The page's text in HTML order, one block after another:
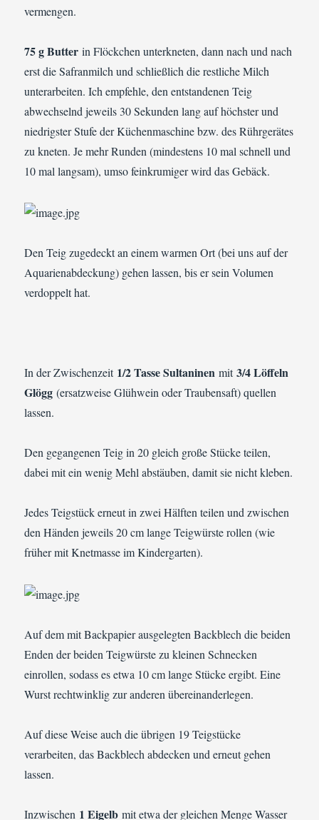
vermengen.
75 g Butterin Flöckchen unterkneten, dann nach und nach
erst die Safranmilch und schließlich die restliche Milch
unterarbeiten. Ich empfehle, den entstandenen Teig
abwechselnd jeweils 30 Sekunden lang auf höchster und
niedrigster Stufe der Küchenmaschine bzw. des Rührgerätes
zu kneten. Je mehr Runden (mindestens 10 mal schnell und
10 mal langsam), umso feinkrumiger wird das Gebäck.
Den Teig zugedeckt an einem warmen Ort (bei uns auf der
Aquarienabdeckung) gehen lassen, bis er sein Volumen
verdoppelt hat.
In der Zwischenzeit 1/2 Tasse Sultaninenmit3/4 Löffeln
Glögg(ersatzweise Glühwein oder Traubensaft) quellen
lassen.
Den gegangenen Teig in 20 gleich große Stücke teilen,
dabei mit ein wenig Mehl abstäuben, damit sie nicht kleben.
Jedes Teigstück erneut in zwei Hälften teilen und zwischen
den Händen jeweils 20 cm lange Teigwürste rollen (wie
früher mit Knetmasse im Kindergarten).
Auf dem mit Backpapier ausgelegten Backblech die beiden
Enden der beiden Teigwürste zu kleinen Schnecken
einrollen, sodass es etwa 10 cm lange Stücke ergibt. Eine
Wurst rechtwinklig zur anderen übereinanderlegen.
Auf diese Weise auch die übrigen 19 Teigstücke
verarbeiten, das Backblech abdecken und erneut gehen
lassen.
Inzwischen 1 Eigelbmit etwa der gleichen Menge Wasser